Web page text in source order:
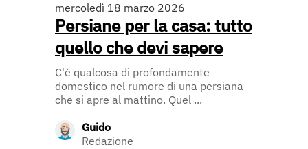
mercoledì 18 marzo 2026
Persiane per la casa: tutto
quello che devi sapere
C'è qualcosa di profondamente
domestico nel rumore di una persiana
che si apre al mattino. Quel ...
Guido
Redazione